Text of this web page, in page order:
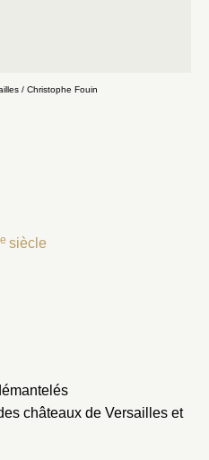
/ Christophe Fouin
e siècle
châteaux de Versailles et